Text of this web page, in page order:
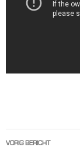
VORIG BERICHT